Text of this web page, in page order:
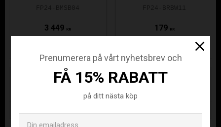
3 449 KR 179 KR
Prenumerera på vårt nyhetsbrev och
FÅ 15% RABATT
på ditt nästa köp